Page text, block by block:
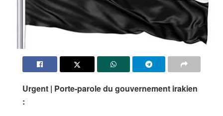
Urgent | Porte-parole du gouvernement irakien
: